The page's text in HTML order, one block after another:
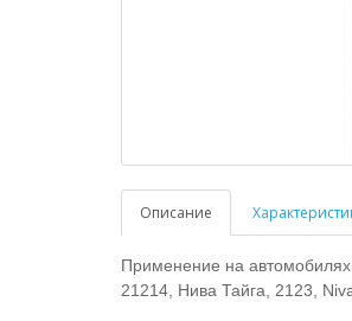
Описание
Применение на
21214, Нива Тайга, 2123,